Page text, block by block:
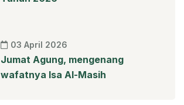
03 April 2026
Jumat Agung, mengenang
wafatnya Isa Al-Masih